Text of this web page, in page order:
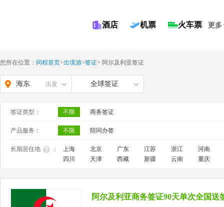
酒店 机票 火车票 更多
您所在位置： 同程首页>出境游>签证> 阿尔及利亚签证
海东 出发 全球签证
签证类型： 不限 商务签证
产品服务： 不限 陪同办签
长期居住地 ： 上海 北京 广东 江苏 浙江
河南
四川
天津 西藏 新疆 云南 重庆
阿尔及利亚商务签证90天单次全国送